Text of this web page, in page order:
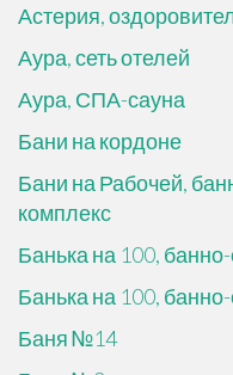
Астерия,
Аура, сеть отелей
Аура, СПА-сауна
Бани на кордоне
Бани на Рабочей,
комплекс
Банька на 100,
Банька на 100,
Баня №14